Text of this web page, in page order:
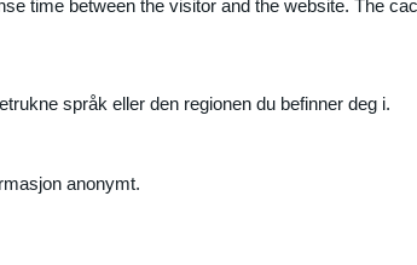
time between the visitor and the website. The
språk eller den regionen du befinner deg i.
anonymt.